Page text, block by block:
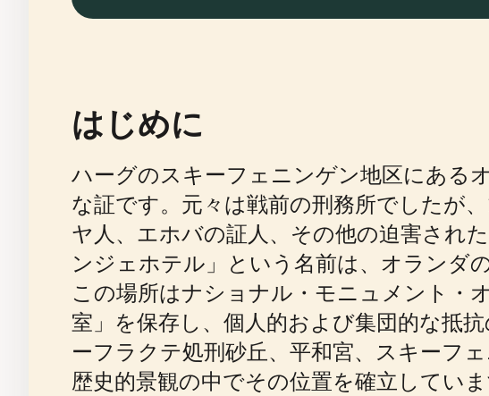
はじめに
ハーグのスキーフェニンゲン地区にある
な証です。元々は戦前の刑務所でしたが
ヤ人、エホバの証人、その他の迫害され
ンジェホテル」という名前は、オランダ
この場所はナショナル・モニュメント・
室」を保存し、個人的および集団的な抵
ーフラクテ処刑砂丘、平和宮、スキーフ
歴史的景観の中でその位置を確立してい